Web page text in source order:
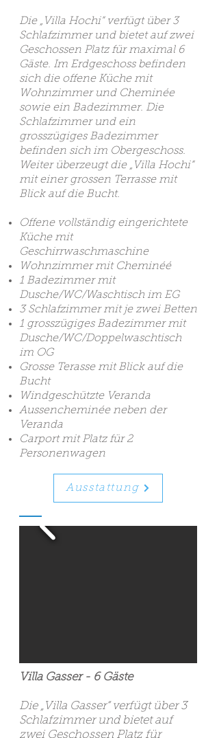
Die „Villa Hochi“ verfügt über 3
Schlafzimmer und bietet auf zwei
Geschossen Platz für maximal 6
Gäste. Im Erdgeschoss befinden
sich die offene Küche mit
Wohnzimmer und Cheminée
sowie ein Badezimmer. Die
Schlafzimmer und ein
grosszügiges Badezimmer
befinden sich im Obergeschoss.
Weiter überzeugt die „Villa Hochi“
mit einer grossen Terrasse mit
Blick auf die Bucht.
Offene vollständig eingerichtete
Küche mit
Geschirrwaschmaschine
Wohnzimmer mit Cheminéé
1 Badezimmer mit
Dusche/WC/Waschtisch im EG
3 Schlafzimmer mit je zwei Betten
1 grosszügiges Badezimmer mit
Dusche/WC/Doppelwaschtisch
im OG
Grosse Terasse mit Blick auf die
Bucht
Windgeschützte Veranda
Aussencheminée neben der
Veranda
Carport mit Platz für 2
Personenwagen
Ausstattung
Villa Gasser - 6 Gäste
Die „Villa Gasser“ verfügt über 3
Schlafzimmer und bietet auf
zwei Geschossen Platz für